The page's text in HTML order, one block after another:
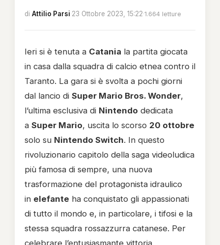
di Attilio Parsi·23 Ottobre 2023, 15:22·1.664 letture
Ieri si è tenuta a Catania la partita giocata
in casa dalla squadra di calcio etnea contro il
Taranto. La gara si è svolta a pochi giorni
dal lancio di Super Mario Bros. Wonder,
l’ultima esclusiva di Nintendo dedicata
a Super Mario, uscita lo scorso 20 ottobre
solo su Nintendo Switch. In questo
rivoluzionario capitolo della saga videoludica
più famosa di sempre, una nuova
trasformazione del protagonista idraulico
in elefante ha conquistato gli appassionati
di tutto il mondo e, in particolare, i tifosi e la
stessa squadra rossazzurra catanese. Per
celebrare l’entusiasmante vittoria